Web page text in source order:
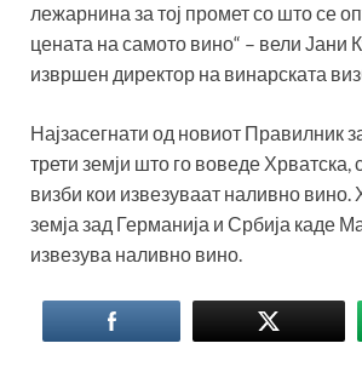
лежарнина за тој промет со што се
цената на самото вино“ – вели Јани
извршен директор на винарската
Најзасегнати од новиот Правилник
трети земји што го воведе Хрватска,
визби кои извезуваат наливно вино.
земја зад Германија и Србија каде
извезува наливно вино.